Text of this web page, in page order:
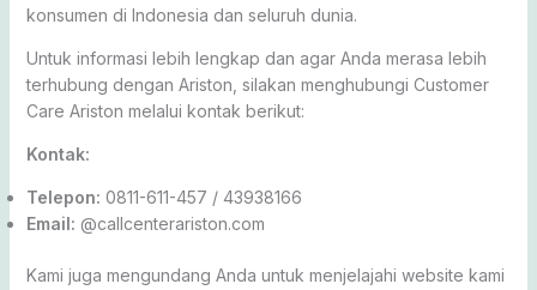
konsumen di Indonesia dan seluruh dunia.
Untuk informasi lebih lengkap dan agar Anda merasa lebih
terhubung dengan Ariston, silakan menghubungi Customer
Care Ariston melalui kontak berikut:
Kontak:
Telepon: 0811-611-457 / 43938166
Email: @callcenterariston.com
Kami juga mengundang Anda untuk menjelajahi website kami